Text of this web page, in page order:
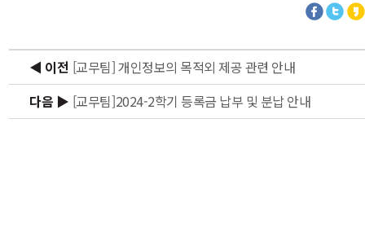
◀ 이전 [교무팀] 개인정보의 목적외 제공 관련 안내
다음 ▶ [교무팀]2024-2학기 등록금 납부 및 분납 안내